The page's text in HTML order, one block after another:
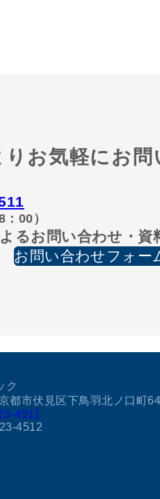
お気軽にお
00）
るお問い合わせ・資
お問い合わせフォー
ク
都市伏見区下鳥羽北ノ口町64
4511
4512